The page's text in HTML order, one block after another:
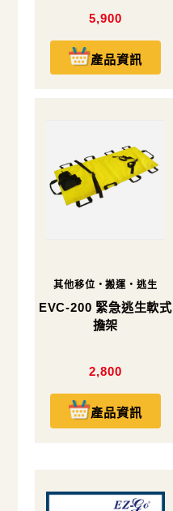
5,900
產品資訊
其他移位・搬運・逃生
EVC-200 緊急逃生軟式
擔架
2,800
產品資訊